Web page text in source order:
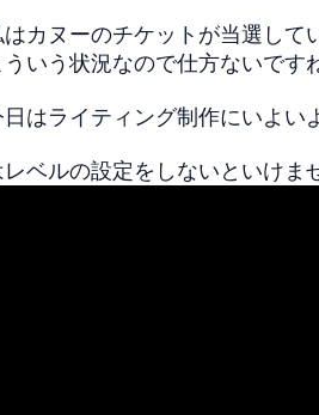
カヌーのチケットが当選して
いう状況なので仕方ないです
日はライティング制作にいよい
レベルの設定をしないといけま